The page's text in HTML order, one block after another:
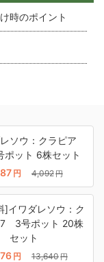
時のポイント
ソウ：クラピア
ット 6株セット
円 4,092円
]イワダレソウ：ク
3号ポット 20株
セット
円 13,640円